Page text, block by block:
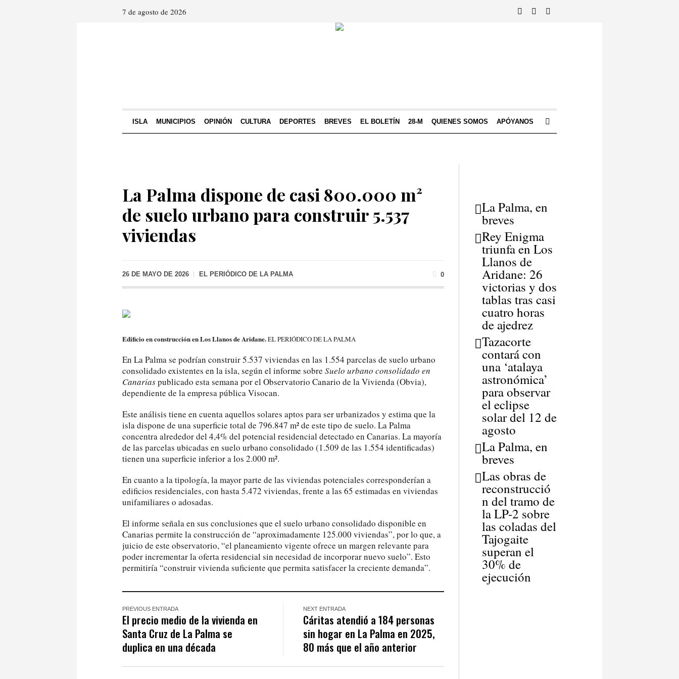
7 de agosto de 2026
ISLA MUNICIPIOS OPINIÓN CULTURA DEPORTES BREVES EL BOLETÍN 28-M QUIENES SOMOS APÓYANOS
La Palma dispone de casi 800.000 m²
de suelo urbano para construir 5.537
viviendas
26 DE MAYO DE 2026 EL PERIÓDICO DE LA PALMA 0
Edificio en construcción en Los Llanos de Aridane.EL PERIÓDICO DE LA PALMA
En La Palma se podrían construir 5.537 viviendas en las 1.554 parcelas de suelo urbano
consolidado existentes en la isla, según el informe sobre Suelo urbano consolidado en
Canariaspublicado esta semana por el Observatorio Canario de la Vivienda (Obvia),
dependiente de la empresa pública Visocan.
Este análisis tiene en cuenta aquellos solares aptos para ser urbanizados y estima que la
isla dispone de una superficie total de 796.847 m² de este tipo de suelo. La Palma
concentra alrededor del 4,4% del potencial residencial detectado en Canarias. La mayoría
de las parcelas ubicadas en suelo urbano consolidado (1.509 de las 1.554 identificadas)
tienen una superficie inferior a los 2.000 m².
En cuanto a la tipología, la mayor parte de las viviendas potenciales corresponderían a
edificios residenciales, con hasta 5.472 viviendas, frente a las 65 estimadas en viviendas
unifamiliares o adosadas.
El informe señala en sus conclusiones que el suelo urbano consolidado disponible en
Canarias permite la construcción de “aproximadamente 125.000 viviendas”, por lo que, a
juicio de este observatorio, “el planeamiento vigente ofrece un margen relevante para
poder incrementar la oferta residencial sin necesidad de incorporar nuevo suelo”. Esto
permitiría “construir vivienda suficiente que permita satisfacer la creciente demanda”.
PREVIOUS ENTRADA
El precio medio de la vivienda en
Santa Cruz de La Palma se
duplica en una década
NEXT ENTRADA
Cáritas atendió a 184 personas
sin hogar en La Palma en 2025,
80 más que el año anterior
La Palma, en
breves
Rey Enigma
triunfa en Los
Llanos de
Aridane: 26
victorias y dos
tablas tras casi
cuatro horas
de ajedrez
Tazacorte
contará con
una ‘atalaya
astronómica’
para observar
el eclipse
solar del 12 de
agosto
La Palma, en
breves
Las obras de
reconstrucció
n del tramo de
la LP-2 sobre
las coladas del
Tajogaite
superan el
30% de
ejecución